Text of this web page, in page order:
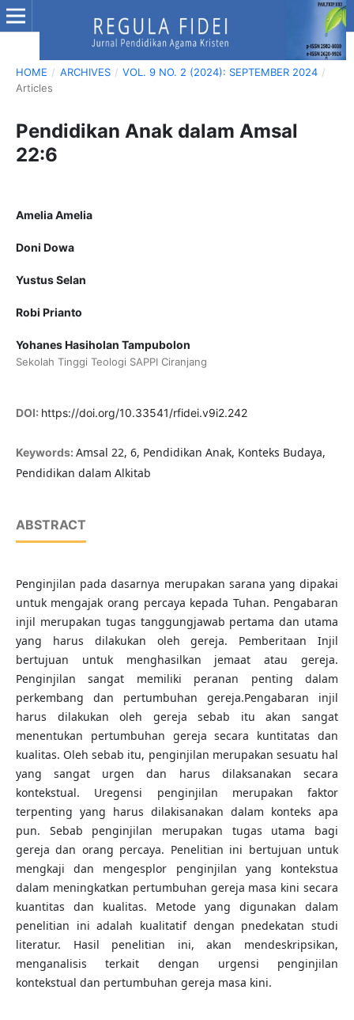
HOME / ARCHIVES / VOL. 9 NO. 2 (2024): SEPTEMBER 2024 /
Articles
Pendidikan Anak dalam Amsal
22:6
Amelia Amelia
Doni Dowa
Yustus Selan
Robi Prianto
Yohanes Hasiholan Tampubolon
Sekolah Tinggi Teologi SAPPI Ciranjang
DOI: https://doi.org/10.33541/rfidei.v9i2.242
Keywords: Amsal 22, 6, Pendidikan Anak, Konteks Budaya,
Pendidikan dalam Alkitab
ABSTRACT
Penginjilan pada dasarnya merupakan sarana yang dipakai
untuk mengajak orang percaya kepada Tuhan. Pengabaran
injil merupakan tugas tanggungjawab pertama dan utama
yang harus dilakukan oleh gereja. Pemberitaan Injil
bertujuan untuk menghasilkan jemaat atau gereja.
Penginjilan sangat memiliki peranan penting dalam
perkembang dan pertumbuhan gereja.Pengabaran injil
harus dilakukan oleh gereja sebab itu akan sangat
menentukan pertumbuhan gereja secara kuntitatas dan
kualitas. Oleh sebab itu, penginjilan merupakan sesuatu hal
yang sangat urgen dan harus dilaksanakan secara
kontekstual. Uregensi penginjilan merupakan faktor
terpenting yang harus dilakisanakan dalam konteks apa
pun. Sebab penginjilan merupakan tugas utama bagi
gereja dan orang percaya. Penelitian ini bertujuan untuk
mengkaji dan mengesplor penginjilan yang kontekstua
dalam meningkatkan pertumbuhan gereja masa kini secara
kuantitas dan kualitas. Metode yang digunakan dalam
penelitian ini adalah kualitatif dengan pnedekatan studi
literatur. Hasil penelitian ini, akan mendeskripsikan,
menganalisis terkait dengan urgensi penginjilan
kontekstual dan pertumbuhan gereja masa kini.